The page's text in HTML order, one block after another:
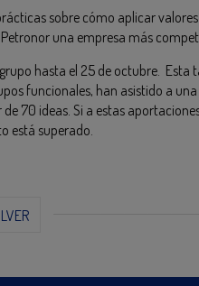
sobre cómo aplicar
una empresa más
hasta el 25 de octubre. Esta
funcionales, han asistido a una
70 ideas. Si a estas
está superado.